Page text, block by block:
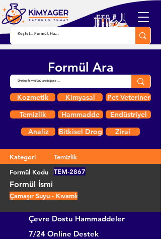
Formül Ara
Kozmetik Kimyasal
Pet Veteriner
Temizlik
Hammadde
Endüstriyel
Analiz
Bitkisel Drog Zirai
Kategori
Temizlik
Formül Kodu
TEM-2867
Formül İsmi
Çamaşır Suyu - Kıvamlı
Çevre Dostu Hammaddeler
7/24 Online Destek